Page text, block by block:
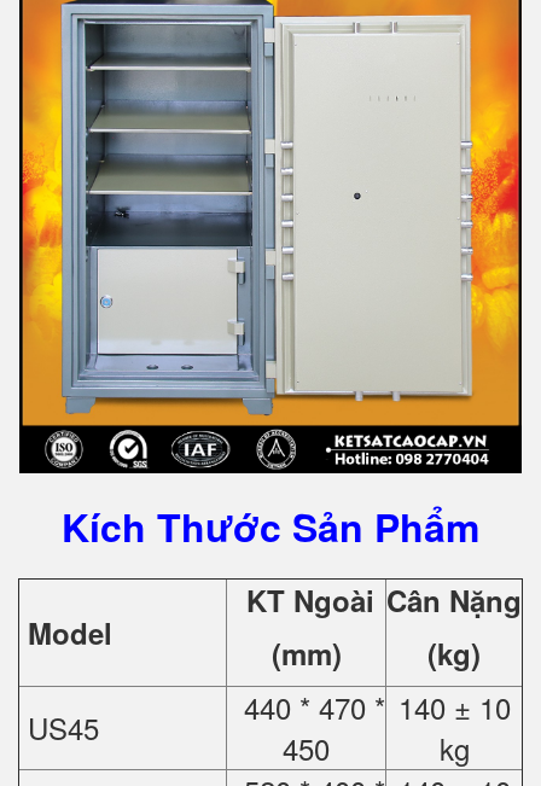
Kích Thước Sản Phẩm
Model
KT Ngoài
(mm)
Cân Nặng
(kg)
US45
440 * 470 *
450
140 ± 10
kg